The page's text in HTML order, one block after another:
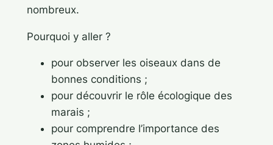
nombreux.
Pourquoi y aller ?
pour observer les oiseaux dans de
bonnes conditions ;
pour découvrir le rôle écologique des
marais ;
pour comprendre l’importance des